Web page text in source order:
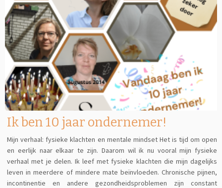
Ik ben 10 jaar ondernemer!
Mijn verhaal: fysieke klachten en mentale mindset Het is tijd om open
en eerlijk naar elkaar te zijn. Daarom wil ik nu vooral mijn fysieke
verhaal met je delen. Ik leef met fysieke klachten die mijn dagelijks
leven in meerdere of mindere mate beïnvloeden. Chronische pijnen,
incontinentie en andere gezondheidsproblemen zijn constant